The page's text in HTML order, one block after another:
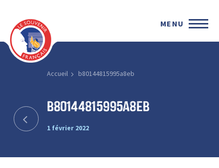
MENU
Accueil b80144815995a8eb
b80144815995a8eb
1 février 2022